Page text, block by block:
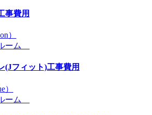
事費用
）
ーム
フィット)工事費用
）
ーム